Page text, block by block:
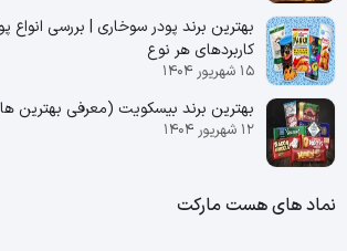
بهترین برند پودر سوخاری | بررسی انواع
کاربردهای هر نوع
۱۵ شهریور ۱۴۰۴
بهترین برند بیسکویت (معرفی بهترین‌ های
۱۲ شهریور ۱۴۰۴
نماد های هست مارکت